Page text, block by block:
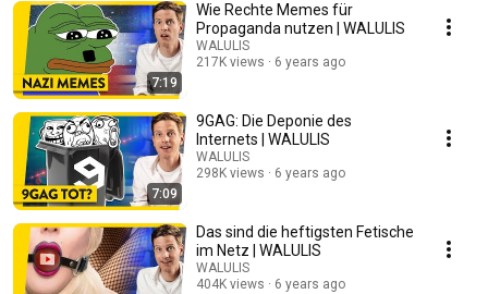
7:19
Wie Rechte Memes für
Propaganda nutzen | WALULIS
WALULIS
217K views
6 years ago
7:09
9GAG: Die Deponie des
Internets | WALULIS
WALULIS
298K views
6 years ago
Das sind die heftigsten Fetische
im Netz | WALULIS
WALULIS
404K views
6 years ago